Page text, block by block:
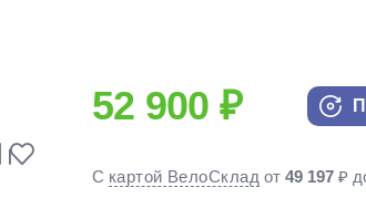
52 900 ₽
С картой ВелоСклад от49 197 ₽